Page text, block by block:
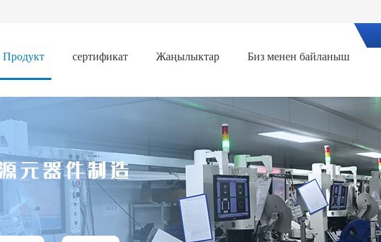
Продукт сертификат Жаңылыктар Биз менен байланыш